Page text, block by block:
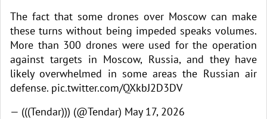
The fact that some drones over Moscow can make
these turns without being impeded speaks volumes.
More than 300 drones were used for the operation
against targets in Moscow, Russia, and they have
likely overwhelmed in some areas the Russian air
defense. pic.twitter.com/QXkbJ2D3DV
— (((Tendar))) (@Tendar) May 17, 2026